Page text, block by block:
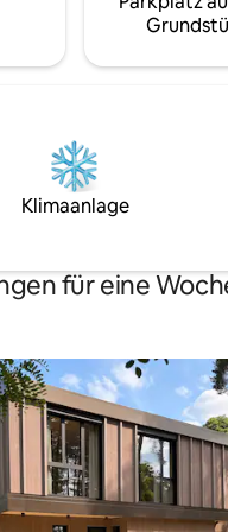
Klimaanlage
für eine